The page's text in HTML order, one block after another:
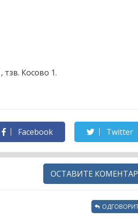
тзв. Косово 1.
Facebook Twitter
ОСТАВИТЕ КОМЕНТАР